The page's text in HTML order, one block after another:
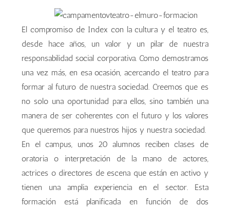
El compromiso de Index con la cultura y el teatro es,
desde hace años, un valor y un pilar de nuestra
responsabilidad social corporativa. Como demostramos
una vez más, en esa ocasión, acercando el teatro para
formar al futuro de nuestra sociedad. Creemos que es
no solo una oportunidad para ellos, sino también una
manera de ser coherentes con el futuro y los valores
que queremos para nuestros hijos y nuestra sociedad.
En el campus, unos 20 alumnos reciben clases de
oratoria o interpretación de la mano de actores,
actrices o directores de escena que están en activo y
tienen una amplia experiencia en el sector. Esta
formación está planificada en función de dos